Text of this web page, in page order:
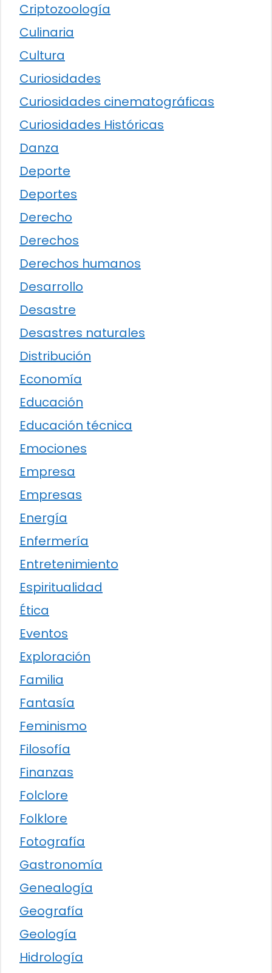
Criptozoología
Culinaria
Cultura
Curiosidades
Curiosidades cinematográficas
Curiosidades Históricas
Danza
Deporte
Deportes
Derecho
Derechos
Derechos humanos
Desarrollo
Desastre
Desastres naturales
Distribución
Economía
Educación
Educación técnica
Emociones
Empresa
Empresas
Energía
Enfermería
Entretenimiento
Espiritualidad
Ética
Eventos
Exploración
Familia
Fantasía
Feminismo
Filosofía
Finanzas
Folclore
Folklore
Fotografía
Gastronomía
Genealogía
Geografía
Geología
Hidrología